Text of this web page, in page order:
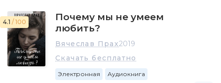
4.1 / 100
Почему мы не умеем
любить?
Вячеслав Прах2019
Скачать бесплатно
Электронная Аудиокнига